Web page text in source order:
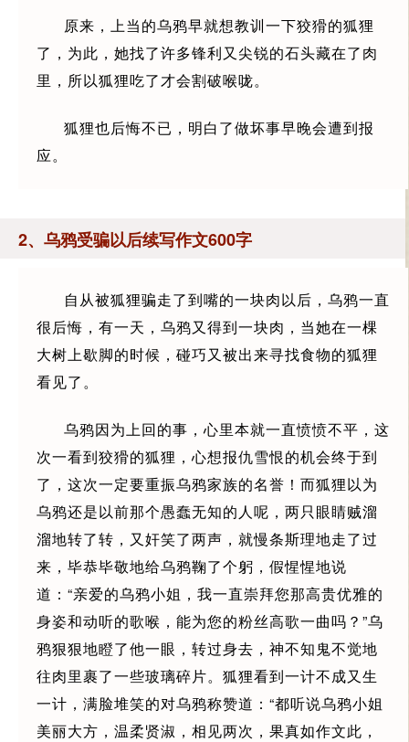
原来，上当的乌鸦早就想教训一下狡猾的狐狸
了，为此，她找了许多锋利又尖锐的石头藏在了肉
里，所以狐狸吃了才会割破喉咙。
狐狸也后悔不已，明白了做坏事早晚会遭到报
应。
2、乌鸦受骗以后续写作文600字
自从被狐狸骗走了到嘴的一块肉以后，乌鸦一直
很后悔，有一天，乌鸦又得到一块肉，当她在一棵
大树上歇脚的时候，碰巧又被出来寻找食物的狐狸
看见了。
乌鸦因为上回的事，心里本就一直愤愤不平，这
次一看到狡猾的狐狸，心想报仇雪恨的机会终于到
了，这次一定要重振乌鸦家族的名誉！而狐狸以为
乌鸦还是以前那个愚蠢无知的人呢，两只眼睛贼溜
溜地转了转，又奸笑了两声，就慢条斯理地走了过
来，毕恭毕敬地给乌鸦鞠了个躬，假惺惺地说
道：“亲爱的乌鸦小姐，我一直崇拜您那高贵优雅的
身姿和动听的歌喉，能为您的粉丝高歌一曲吗？”乌
鸦狠狠地瞪了他一眼，转过身去，神不知鬼不觉地
往肉里裹了一些玻璃碎片。狐狸看到一计不成又生
一计，满脸堆笑的对乌鸦称赞道：“都听说乌鸦小姐
美丽大方，温柔贤淑，相见两次，果真如作文此，